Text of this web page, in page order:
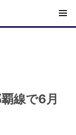
線で6月